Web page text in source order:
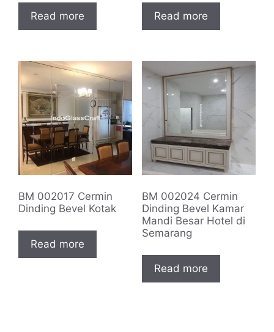
Read more Read more
BM 002017 Cermin
Dinding Bevel Kotak
Read more
BM 002024 Cermin
Dinding Bevel Kamar
Mandi Besar Hotel di
Semarang
Read more